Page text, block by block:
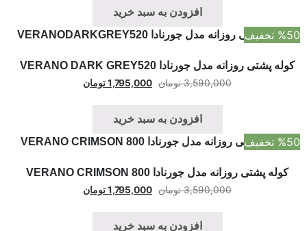
افزودن به سبد خرید
%50 تخفیف
کوله پشتی روزانه مدل جورنادا VERANO DARK GREY520
3,590,000 تومان 1,795,000تومان
افزودن به سبد خرید
%50 تخفیف
کوله پشتی روزانه مدل جورنادا VERANO CRIMSON 800
3,590,000 تومان 1,795,000تومان
افزودن به سبد خرید